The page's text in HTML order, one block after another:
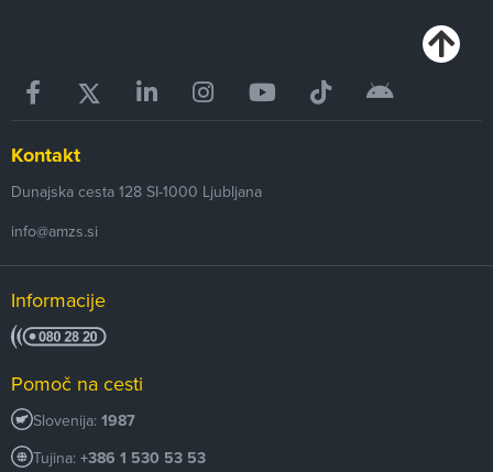
Kontakt
Dunajska cesta 128 SI-1000 Ljubljana
info@amzs.si
Informacije
Pomoč na cesti
Slovenija: 1987
Tujina: +386 1 530 53 53